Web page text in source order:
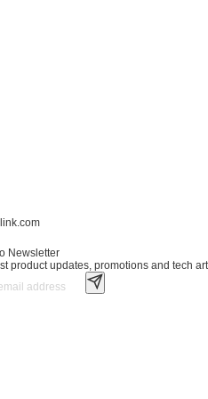
Newsletter
product updates, promotions and tech